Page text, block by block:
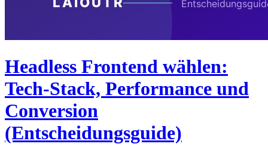
Headless Frontend wählen:
Tech-Stack, Performance und
Conversion
(Entscheidungsguide)